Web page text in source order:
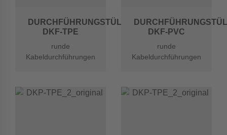
DURCHFÜHRUNGSTÜLLEN
DKF-TPE
runde
Kabeldurchführungen
DKF-PVC
runde
Kabeldurchführungen